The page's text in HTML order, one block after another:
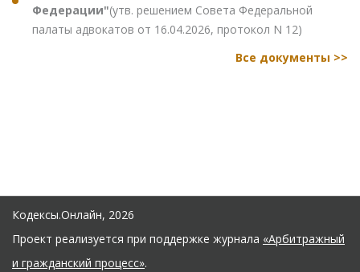
Федерации"(утв. решением Совета Федеральной
палаты адвокатов от 16.04.2026, протокол N 12)
Все документы >>
Кодексы.Онлайн, 2026
Проект реализуется при поддержке журнала «Арбитражный
и гражданский процесс».